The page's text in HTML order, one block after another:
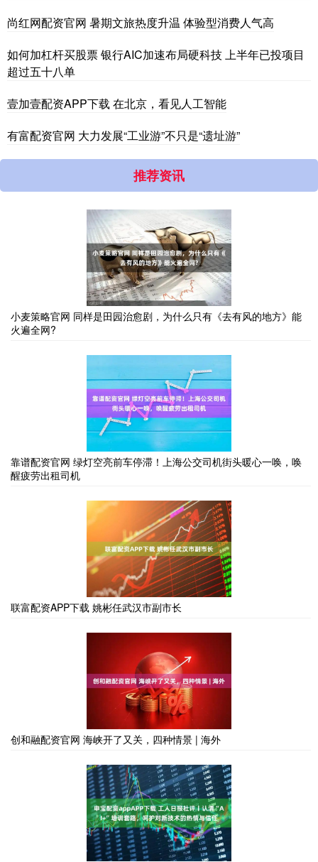
尚红网配资官网 暑期文旅热度升温 体验型消费人气高
如何加杠杆买股票 银行AIC加速布局硬科技 上半年已投项目
超过五十八单
壹加壹配资APP下载 在北京，看见人工智能
有富配资官网 大力发展“工业游”不只是“遗址游”
推荐资讯
小麦策略官网 同样是田园治愈剧，为什么只有《去有风的地方》能
火遍全网?
靠谱配资官网 绿灯空亮前车停滞！上海公交司机街头暖心一唤，唤
醒疲劳出租司机
联富配资APP下载 姚彬任武汉市副市长
创和融配资官网 海峡开了又关，四种情景 | 海外